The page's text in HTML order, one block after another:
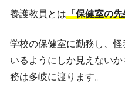
養護教員とは「保健室の先
学校の保健室に勤務し、
いるようにしか見えない
務は多岐に渡ります。